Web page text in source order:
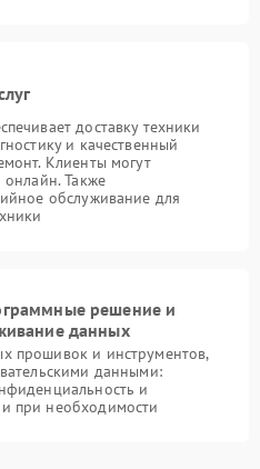
доставку техники
и качественный
Клиенты могут
онлайн. Также
обслуживание для
решение и
данных
прошивок и инструментов,
данными:
и
при необходимости